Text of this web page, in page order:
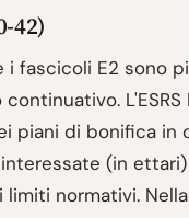
42)
i fascicoli E2 sono
L'ESRS
piani di bonifica in
(in
normativi.